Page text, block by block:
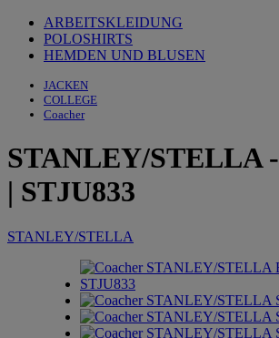
ARBEITSKLEIDUNG
POLOSHIRTS
HEMDEN UND BLUSEN
JACKEN
COLLEGE
Coacher
STANLEY/STELLA-
| STJU833
STANLEY/STELLA